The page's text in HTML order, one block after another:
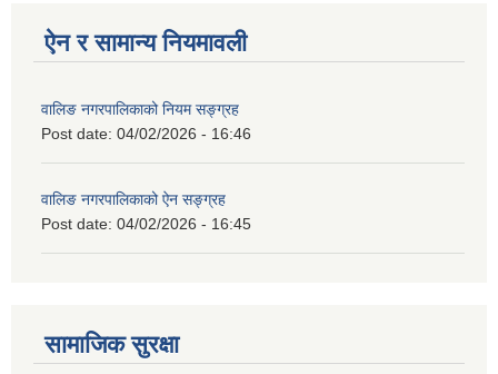
ऐन र सामान्य नियमावली
वालिङ नगरपालिकाको नियम सङ्ग्रह
Post date: 04/02/2026 - 16:46
वालिङ नगरपालिकाको ऐन सङ्ग्रह
Post date: 04/02/2026 - 16:45
सामाजिक सुरक्षा